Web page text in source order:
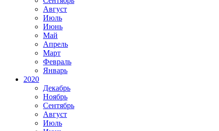
Август
Июль
Июнь
Май
Апрель
Март
Февраль
Январь
2020
Декабрь
Ноябрь
Сентябрь
Август
Июль